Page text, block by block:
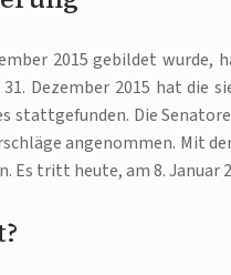
2015 gebildet
Dezember 2015 hat die
stattgefunden. Die
angenommen. Mit
Es tritt heute, am 8. Januar